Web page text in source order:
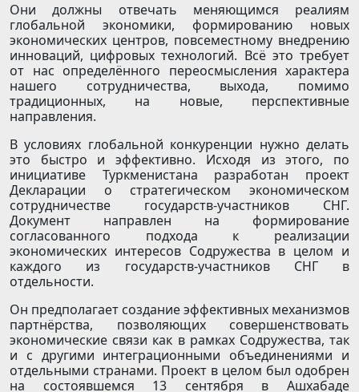
Они должны отвечать меняющимся реалиям
глобальной экономики, формированию новых
экономических центров, повсеместному внедрению
инноваций, цифровых технологий. Всё это требует
от нас определённого переосмысления характера
нашего сотрудничества, выхода, помимо
традиционных, на новые, перспективные
направления.
В условиях глобальной конкуренции нужно делать
это быстро и эффективно. Исходя из этого, по
инициативе Туркменистана разработан проект
Декларации о стратегическом экономическом
сотрудничестве государств-участников СНГ.
Документ направлен на формирование
согласованного подхода к реализации
экономических интересов Содружества в целом и
каждого из государств-участников СНГ в
отдельности.
Он предполагает создание эффективных механизмов
партнёрства, позволяющих совершенствовать
экономические связи как в рамках Содружества, так
и с другими интеграционными объединениями и
отдельными странами. Проект в целом был одобрен
на состоявшемся 13 сентября в Ашхабаде